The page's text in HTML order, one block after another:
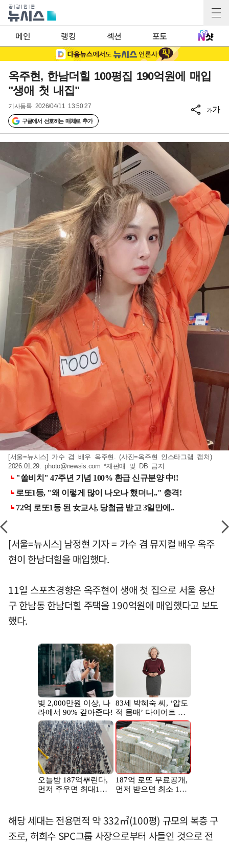
메인 랭킹 섹션 포토
옥주현, 한남더힐 100평집 190억원에 매입
"생애 첫 내집"
기사등록 2026/04/11 13:50:27
구글에서 선호하는 매체로 추가
가가
[서울=뉴시스] 가수 겸 배우 옥주현. (사진=옥주현 인스타그램 캡처)
2026.01.29.photo@newsis.com *재판매 및 DB 금지
[서울=뉴시스] 남정현 기자 = 가수 겸 뮤지컬 배우 옥주
현이 한남더힐을 매입했다.
11일 스포츠경향은 옥주현이 생애 첫 집으로 서울 용산
구 한남동 한남더힐 주택을 190억원에 매입했다고 보도
했다.
해당 세대는 전용면적 약 332㎡(100평) 규모의 복층 구
조로, 허희수 SPC그룹 사장으로부터 사들인 것으로 전